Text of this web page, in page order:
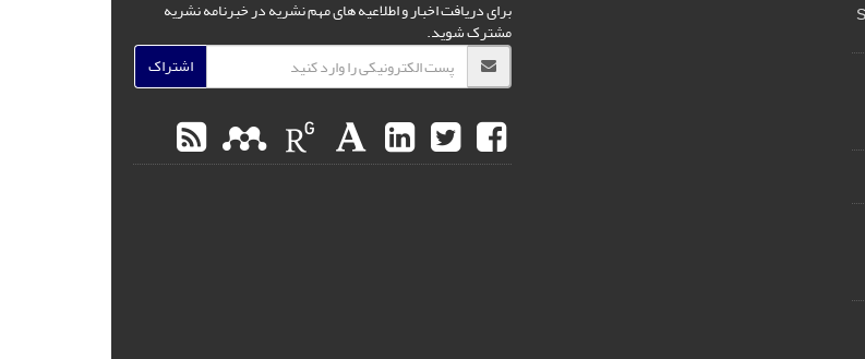
برای دریافت اخبار و اطلاعیه های مهم نشریه در خبرنامه نشریه
مشترک شوید.
اشتراک